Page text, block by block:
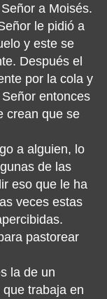
a Moisés.
le pidió a
y este se
Después el
por la cola y
entonces
crean que se
a alguien, lo
de las
eso que le ha
veces estas
pastorear
la de un
trabaja en